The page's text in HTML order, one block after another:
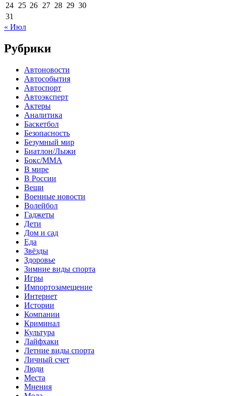
24 25 26 27 28 29 30
31
« Июл
Рубрики
Автоновости
Автособытия
Автоспорт
Автоэксперт
Актеры
Аналитика
Баскетбол
Безопасность
Безумный мир
Биатлон/Лыжи
Бокс/MMA
В мире
В России
Вещи
Военные новости
Волейбол
Гаджеты
Дети
Дом и сад
Еда
Звёзды
Здоровье
Зимние виды спорта
Игры
Импортозамещение
Интернет
Истории
Компании
Криминал
Культура
Лайфхаки
Летние виды спорта
Личный счет
Люди
Места
Мнения